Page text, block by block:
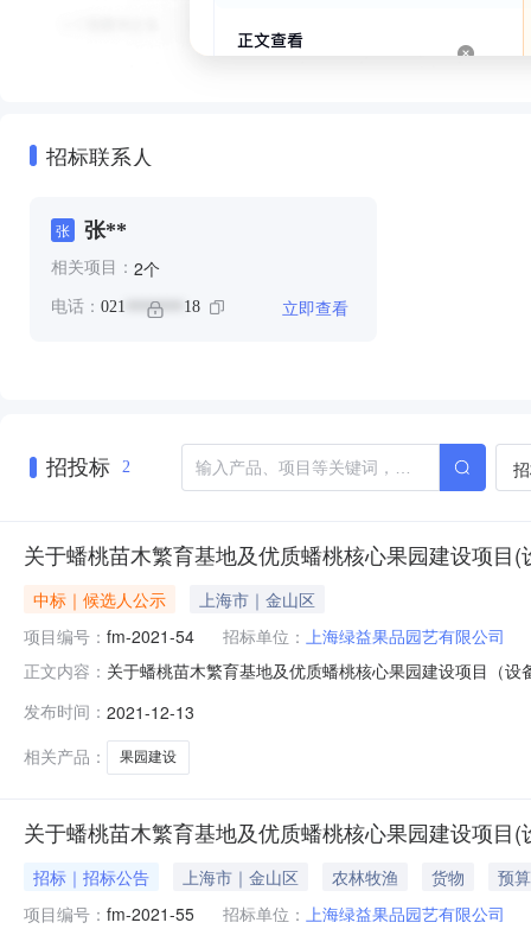
招标联系人
张 张**
相关项目： 2个
电话： 021 ******* 18 立即查看
招投标 2
关于蟠桃苗木繁育基地及优质蟠桃核心果园建设项目
中标｜候选人公示
上海市｜金山区
项目编号： fm-2021-54 招标单位： 上海绿益果品园艺有限公司
正文内容： 关于蟠桃苗木繁育基地及优质蟠桃核心果园建设项目（
期/服务期：180天；中标候选人第2名：上海森欣建筑市
发布时间： 2021-12-13
相关产品：
果园建设
关于蟠桃苗木繁育基地及优质蟠桃核心果园建设项目
招标｜招标公告 上海市｜金山区 农林牧渔 货物
预
项目编号： fm-2021-55 招标单位： 上海绿益果品园艺有限公司